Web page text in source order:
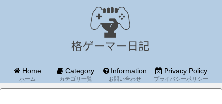
Home
ホーム
Category
カテゴリ一覧
Information
お問い合わせ
Privacy Policy
プライバシーポリシー